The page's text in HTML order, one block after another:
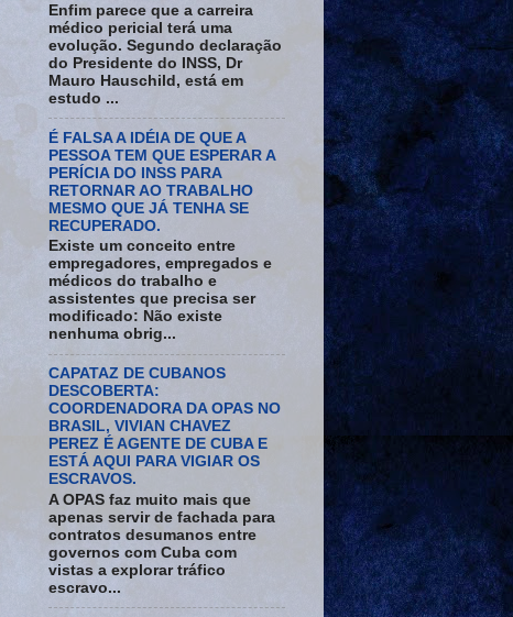
Enfim parece que a carreira
médico pericial terá uma
evolução. Segundo declaração
do Presidente do INSS, Dr
Mauro Hauschild, está em
estudo ...
É FALSA A IDÉIA DE QUE A
PESSOA TEM QUE ESPERAR A
PERÍCIA DO INSS PARA
RETORNAR AO TRABALHO
MESMO QUE JÁ TENHA SE
RECUPERADO.
Existe um conceito entre
empregadores, empregados e
médicos do trabalho e
assistentes que precisa ser
modificado: Não existe
nenhuma obrig...
CAPATAZ DE CUBANOS
DESCOBERTA:
COORDENADORA DA OPAS NO
BRASIL, VIVIAN CHAVEZ
PEREZ É AGENTE DE CUBA E
ESTÁ AQUI PARA VIGIAR OS
ESCRAVOS.
A OPAS faz muito mais que
apenas servir de fachada para
contratos desumanos entre
governos com Cuba com
vistas a explorar tráfico
escravo...